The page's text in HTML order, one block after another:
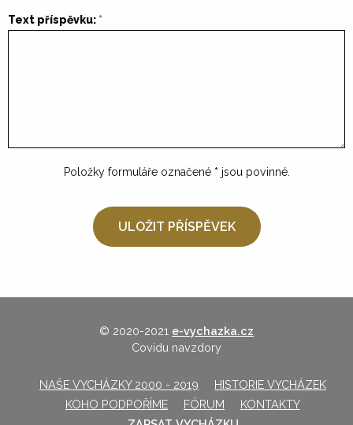
Text příspěvku:
Položky formuláře označené * jsou povinné.
© 2020-2021 e-vychazka.cz
Covidu navzdory
NAŠE VYCHÁZKY 2000 - 2019
HISTORIE VYCHÁZEK
KOHO PODPOŘÍME
FÓRUM
KONTAKTY